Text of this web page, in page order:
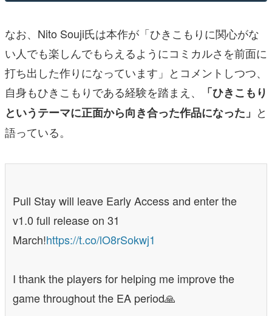
なお、 Nito Souji氏は本作が「ひきこもりに関心がな
い人でも楽しんでもらえるようにコミカルさを前面に
打ち出した作りになっています」とコメントしつつ、
自身もひきこもりである経験を踏まえ、
「ひきこもり
というテーマに正面から向き合った作品になった」 と
語っている。
Pull Stay will leave Early Access and enter the
v1.0 full release on 31
March!https://t.co/lO8rSokwj1
I thank the players for helping me improve the
game throughout the EA period🙏